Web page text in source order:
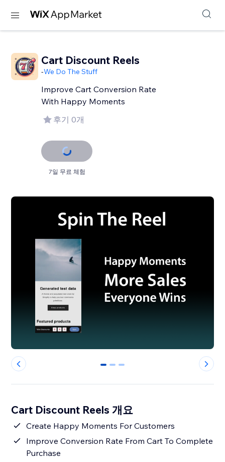
Cart Discount Reels
-We Do The Stuff
Improve Cart Conversion Rate
With Happy Moments
후기 0개
7일 무료 체험
0 1 2
Cart Discount Reels 개요
Create Happy Moments For Customers
Improve Conversion Rate From Cart To Complete
Purchase